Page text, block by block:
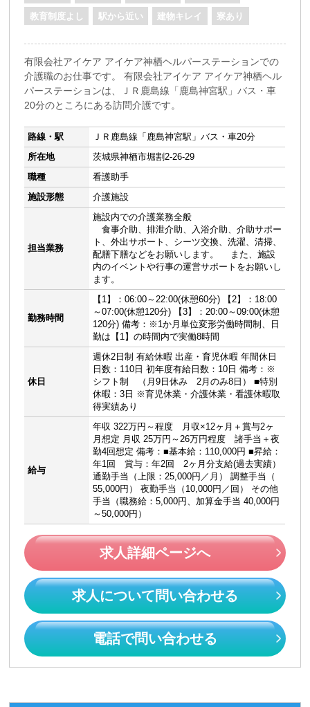
教育制度よし 駅から近い 建物キレイ 寮あり
有限会社アイケア アイケア神栖ヘルパーステーションでの
介護職のお仕事です。 有限会社アイケア アイケア神栖ヘル
パーステーションは、ＪＲ鹿島線「鹿島神宮駅」バス・車
20分のところにある訪問介護です。
路線・駅
ＪＲ鹿島線「鹿島神宮駅」バス・車20分
所在地
茨城県神栖市堀割2-26-29
職種
看護助手
施設形態
介護施設
担当業務
施設内での介護業務全般
食事介助、排泄介助、入浴介助、介助サポー
ト、外出サポート、シーツ交換、洗濯、清掃、
配膳下膳などをお願いします。 また、施設
内のイベントや行事の運営サポートをお願いし
ます。
勤務時間
【1】：06:00～22:00(休憩60分) 【2】：18:00
～07:00(休憩120分) 【3】：20:00～09:00(休憩
120分) 備考：※1か月単位変形労働時間制、日
勤は【1】の時間内で実働8時間
休日
週休2日制 有給休暇 出産・育児休暇 年間休日
日数：110日 初年度有給日数：10日 備考：※
シフト制 （月9日休み 2月のみ8日） ■特別
休暇：3日 ※育児休業・介護休業・看護休暇取
得実績あり
給与
年収 322万円～程度 月収×12ヶ月＋賞与2ヶ
月想定 月収 25万円～26万円程度 諸手当＋夜
勤4回想定 備考：■基本給：110,000円 ■昇給：
年1回 賞与：年2回 2ヶ月分支給(過去実績）
通勤手当（上限：25,000円／月） 調整手当（
55,000円） 夜勤手当（10,000円／回） その他
手当（職務給：5,000円、加算金手当 40,000円
～50,000円）
求人詳細ページへ
求人について問い合わせる
電話で問い合わせる